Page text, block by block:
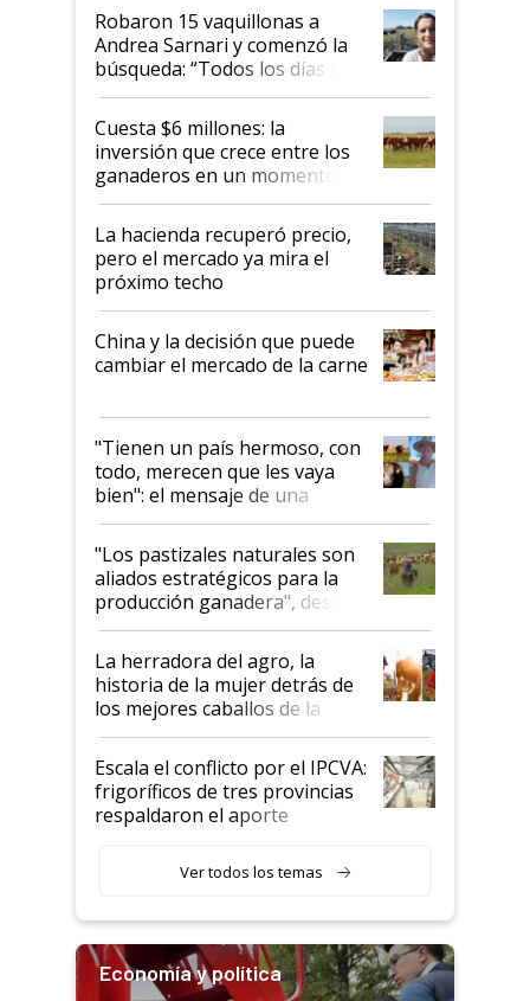
Robaron 15 vaquillonas a
Andrea Sarnari y comenzó la
búsqueda: “Todos los días le
toca a algún productor”
Cuesta $6 millones: la
inversión que crece entre los
ganaderos en un momento
histórico para la actividad
La hacienda recuperó precio,
pero el mercado ya mira el
próximo techo
China y la decisión que puede
cambiar el mercado de la carne
"Tienen un país hermoso, con
todo, merecen que les vaya
bien": el mensaje de una
ganadera uruguaya sobre las
oportunidades que se abren
para el agro en Argentina, con
foco en la carne
"Los pastizales naturales son
aliados estratégicos para la
producción ganadera", destaca
la iniciativa que ya reúne a 46
establecimientos en Argentina
La herradora del agro, la
historia de la mujer detrás de
los mejores caballos de la
Argentina y los mitos que
todavía hacen sufrir a estos
animales: "Mientras me
descalificaban, yo seguí
haciendo currículum"
Escala el conflicto por el IPCVA:
frigoríficos de tres provincias
respaldaron el aporte
Ver todos los temas
Economía y política